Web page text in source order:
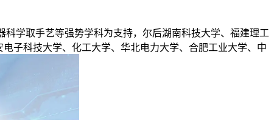
学取手艺等强势学科为支持，尔后湖南科技大学、福建理工
子科技大学、化工大学、华北电力大学、合肥工业大学、中